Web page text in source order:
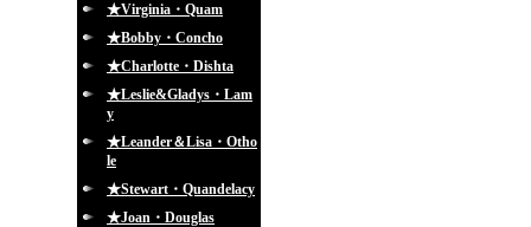
★Virginia・Quam
★Bobby・Concho
★Charlotte・Dishta
★Leslie&Gladys・Lam
y
★Leander＆Lisa・Otho
le
★Stewart・Quandelacy
★Joan・Douglas